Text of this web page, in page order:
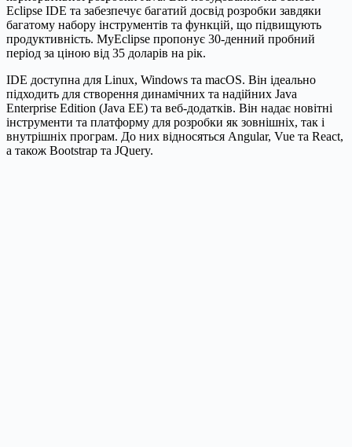
Eclipse IDE та забезпечує багатий досвід розробки завдяки
багатому набору інструментів та функцій, що підвищують
продуктивність. MyEclipse пропонує 30-денний пробний
період за ціною від 35 доларів на рік.
IDE доступна для Linux, Windows та macOS. Він ідеально
підходить для створення динамічних та надійних Java
Enterprise Edition (Java EE) та веб-додатків. Він надає новітні
інструменти та платформу для розробки як зовнішніх, так і
внутрішніх програм. До них відносяться Angular, Vue та React,
а також Bootstrap та JQuery.